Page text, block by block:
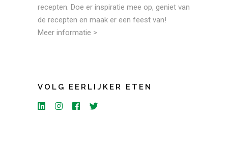
recepten. Doe er inspiratie mee op, geniet van
de recepten en maak er een feest van!
Meer informatie >
VOLG EERLIJKER ETEN